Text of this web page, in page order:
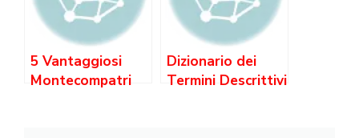
5 Vantaggiosi
Montecompatri
Dizionario dei
Termini Descrittivi